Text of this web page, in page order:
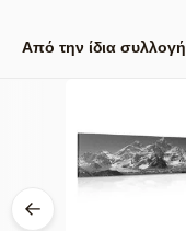
Από την ίδια συλλογή